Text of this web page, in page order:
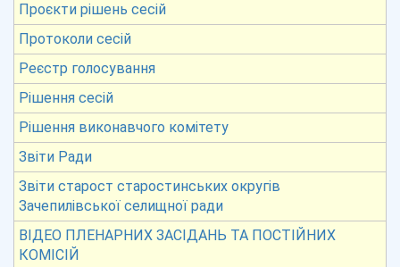
Проєкти рішень сесій
Протоколи сесій
Реєстр голосування
Рішення сесій
Рішення виконавчого комітету
Звіти Ради
Звіти старост старостинських округів
Зачепилівської селищної ради
ВІДЕО ПЛЕНАРНИХ ЗАСІДАНЬ ТА ПОСТІЙНИХ
КОМІСІЙ